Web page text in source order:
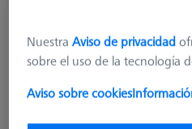
titanium
626107-6020-010
NuestraAviso de privacidad
sobre el uso de la tecnología
Aviso sobre cookies